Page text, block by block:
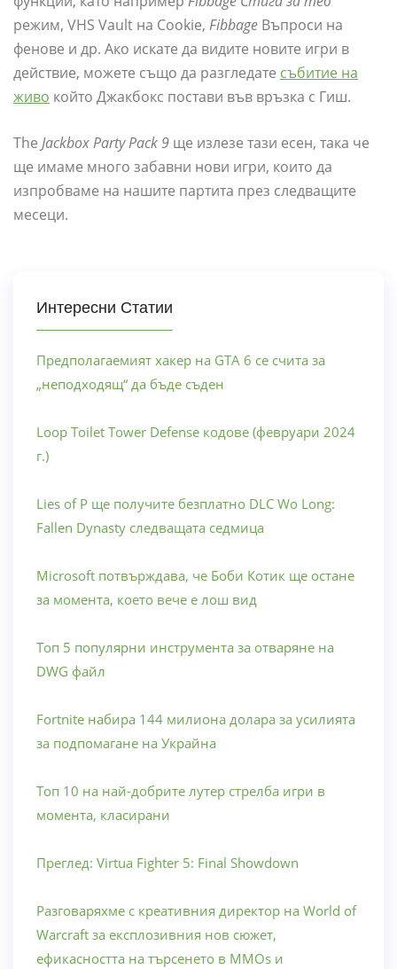
режим, VHS Vault на Cookie, Fibbage Въпроси на
фенове и др. Ако искате да видите новите игри в
действие, можете също да разгледате събитие на
живо който Джакбокс постави във връзка с Гиш.
The Jackbox Party Pack 9 ще излезе тази есен, така че
ще имаме много забавни нови игри, които да
изпробваме на нашите партита през следващите
месеци.
Интересни Статии
Предполагаемият хакер на GTA 6 се счита за
„неподходящ“ да бъде съден
Loop Toilet Tower Defense кодове (февруари 2024
г.)
Lies of P ще получите безплатно DLC Wo Long:
Fallen Dynasty следващата седмица
Microsoft потвърждава, че Боби Котик ще остане
за момента, което вече е лош вид
Топ 5 популярни инструмента за отваряне на
DWG файл
Fortnite набира 144 милиона долара за усилията
за подпомагане на Украйна
Топ 10 на най-добрите лутер стрелба игри в
момента, класирани
Преглед: Virtua Fighter 5: Final Showdown
Разговаряхме с креативния директор на World of
Warcraft за експлозивния нов сюжет,
ефикасността на търсенето в MMOs и